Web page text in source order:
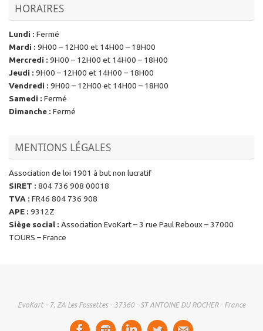
HORAIRES
Lundi : Fermé
Mardi : 9H00 – 12H00 et 14H00 – 18H00
Mercredi : 9H00 – 12H00 et 14H00 – 18H00
Jeudi : 9H00 – 12H00 et 14H00 – 18H00
Vendredi : 9H00 – 12H00 et 14H00 – 18H00
Samedi : Fermé
Dimanche : Fermé
MENTIONS LÉGALES
Association de loi 1901 à but non lucratif
SIRET : 804 736 908 00018
TVA : FR46 804 736 908
APE : 9312Z
Siège social : Association EvoKart – 3 rue Paul Reboux – 37000
TOURS – France
EvoKart - 7, ZA Les Fossettes - 37360 - ST ANTOINE DU ROCHER - France